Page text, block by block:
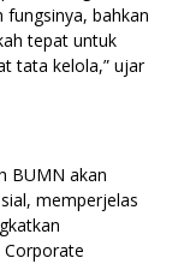
bahkan
tepat untuk
tata kelola,” ujar
BUMN akan
memperjelas